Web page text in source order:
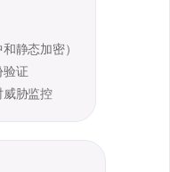
静态加密）
证
胁监控